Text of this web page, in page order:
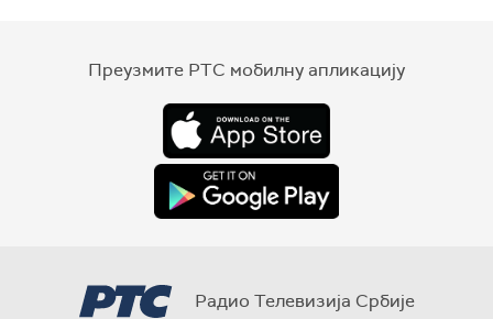
Преузмите РТС мобилну апликацију
Радио Телевизија Србије